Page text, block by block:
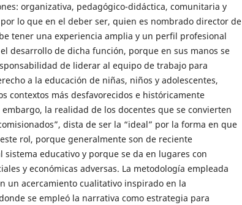
organizativa, pedagógico-didáctica, comunitaria y
lo que en el deber ser, quien es nombrado director de
tener una experiencia amplia y un perfil profesional
desarrollo de dicha función, porque en sus manos se
de liderar al equipo de trabajo para
a la educación de niñas, niños y adolescentes,
contextos más desfavorecidos e históricamente
la realidad de los docentes que se convierten
dista de ser la “ideal” por la forma en que
rol, porque generalmente son de reciente
sistema educativo y porque se da en lugares con
y económicas adversas. La metodología empleada
un acercamiento cualitativo inspirado en la
se empleó la narrativa como estrategia para